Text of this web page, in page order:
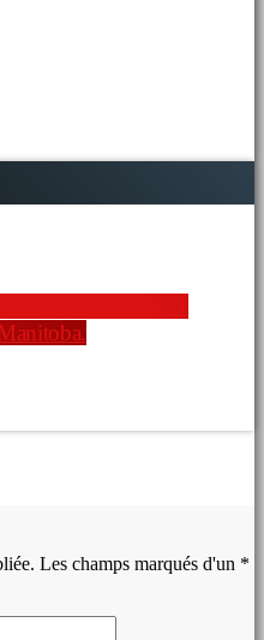
Les champs marqués d'un *